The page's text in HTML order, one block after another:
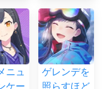
ニュ
ケー
ゲレンデを
照らすほど